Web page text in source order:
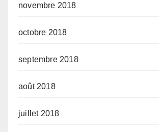
novembre 2018
octobre 2018
septembre 2018
août 2018
juillet 2018